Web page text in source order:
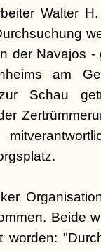
Walter
der Navajos
am
zur Schau
Beide
worden: